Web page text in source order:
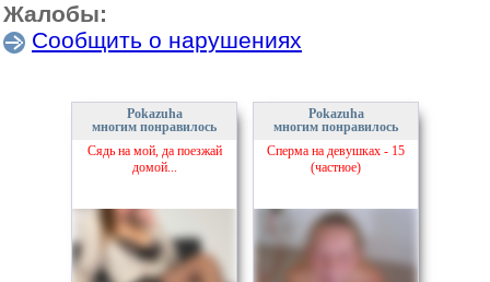
Жалобы:
Сообщить о нарушениях
Pokazuha
многим понравилось
Сядь на мой, да поезжай
домой...
Pokazuha
многим понравилось
Сперма на девушках - 15
(частное)